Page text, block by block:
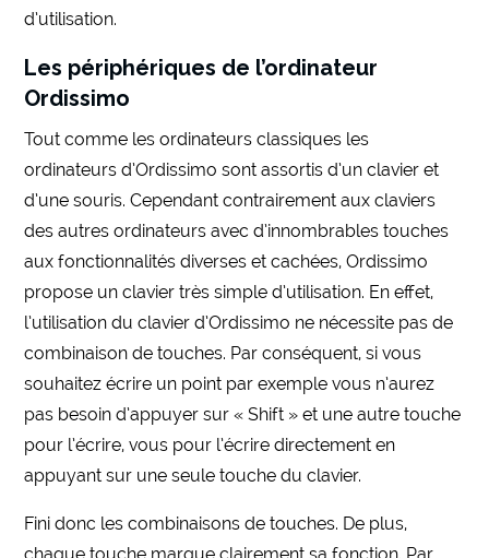
d’utilisation.
Les périphériques de l’ordinateur
Ordissimo
Tout comme les ordinateurs classiques les
ordinateurs d’Ordissimo sont assortis d’un clavier et
d’une souris. Cependant contrairement aux claviers
des autres ordinateurs avec d’innombrables touches
aux fonctionnalités diverses et cachées, Ordissimo
propose un clavier très simple d’utilisation. En effet,
l’utilisation du clavier d’Ordissimo ne nécessite pas de
combinaison de touches. Par conséquent, si vous
souhaitez écrire un point par exemple vous n’aurez
pas besoin d’appuyer sur « Shift » et une autre touche
pour l’écrire, vous pour l’écrire directement en
appuyant sur une seule touche du clavier.
Fini donc les combinaisons de touches. De plus,
chaque touche marque clairement sa fonction. Par